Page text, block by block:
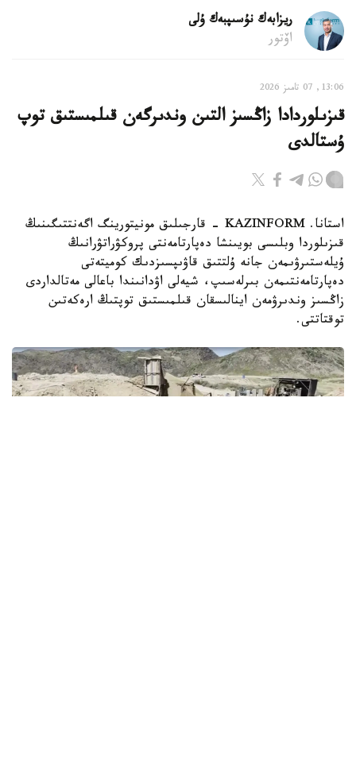
ريزابەك نۇسىپبەك ۇلى
اۆتور
13:06, 07 تامىز 2026
قىزىلوردادا زاڭسىز التىن وندىرگەن قىلمىستىق توپ
ۇستالدى
استانا. KAZINFORM - قارجىلىق مونيتورينگ اگەنتتىگىنىڭ
قىزىلوردا وبلىسى بويىنشا دەپارتامەنتى پروكۋراتۋرانىڭ
ۇيلەستىرۋىمەن جانە ۇلتتىق قاۋىپسىزدىك كوميتەتى
دەپارتامەنتىمەن بىرلەسىپ، شيەلى اۋدانىندا باعالى مەتالداردى
زاڭسىز وندىرۋمەن اينالىسقان قىلمىستىق توپتىڭ ارەكەتىن
توقتاتتى.